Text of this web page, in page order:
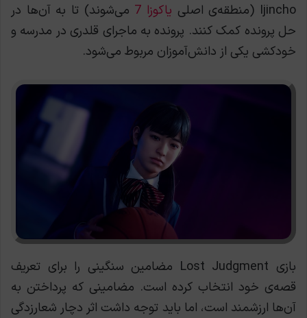
Ijincho (منطقه‌ی اصلی
یاکوزا 7
می‌شوند) تا به آن‌ها در
حل پرونده‌ کمک کنند. پرونده به ماجرای قلدری در مدرسه و
خودکشی یکی از دانش‌آموزان مربوط می‌شود.
بازی Lost Judgment مضامین سنگینی را برای تعریف
قصه‌ی خود انتخاب کرده است. مضامینی که پرداختن به
آن‌ها ارزشمند است، اما باید توجه داشت اثر دچار شعارزدگی